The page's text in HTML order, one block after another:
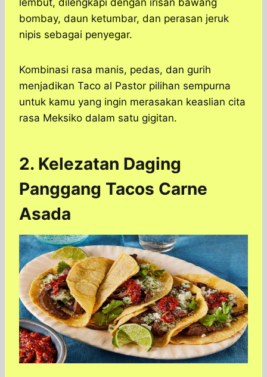
lembut, dilengkapi dengan irisan bawang
bombay, daun ketumbar, dan perasan jeruk
nipis sebagai penyegar.
Kombinasi rasa manis, pedas, dan gurih
menjadikan Taco al Pastor pilihan sempurna
untuk kamu yang ingin merasakan keaslian cita
rasa Meksiko dalam satu gigitan.
2. Kelezatan Daging
Panggang Tacos Carne
Asada